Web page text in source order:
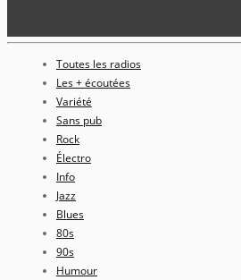
Toutes les radios
Les + écoutées
Variété
Sans pub
Rock
Électro
Info
Jazz
Blues
80s
90s
Humour